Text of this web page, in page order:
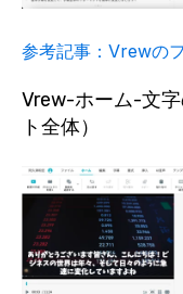
参考記事：Vrewの
Vrew-ホーム-文
ト全体）